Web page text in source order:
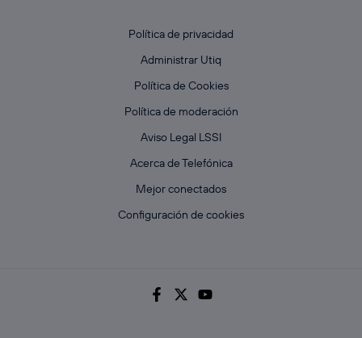
Política de privacidad
Administrar Utiq
Política de Cookies
Política de moderación
Aviso Legal LSSI
Acerca de Telefónica
Mejor conectados
Configuración de cookies